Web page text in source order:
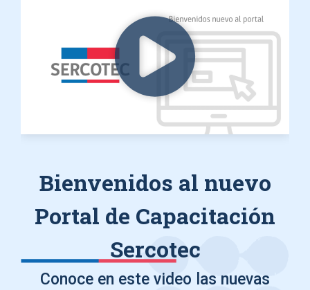
Bienvenidos al nuevo
Portal de Capacitación
Sercotec
Conoce en este video las nuevas